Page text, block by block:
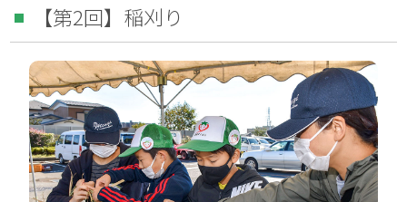
【第2回】稲刈り